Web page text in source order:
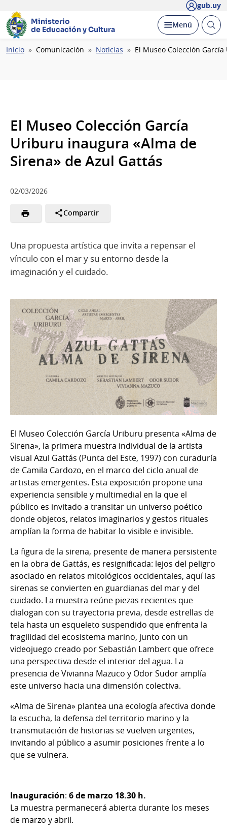
gub.uy
Ministerio
de Educación y Cultura
Desplegar
Menú Abrir
Ruta
Inicio Comunicación Noticias El Museo Colección
El Museo Colección García
Uriburu inaugura «Alma de
Sirena» de Azul Gattás
02/03/2026
Compartir
Una propuesta artística que invita a repensar el
vínculo con el mar y su entorno desde la
imaginación y el cuidado.
El Museo Colección García Uriburu presenta «Alma de
Sirena», la primera muestra individual de la artista
visual Azul Gattás (Punta del Este, 1997) con curaduría
de Camila Cardozo, en el marco del ciclo anual de
artistas emergentes. Esta exposición propone una
experiencia sensible y multimedial en la que el
público es invitado a transitar un universo poético
donde objetos, relatos imaginarios y gestos rituales
amplían la forma de habitar lo visible e invisible.
La figura de la sirena, presente de manera persistente
en la obra de Gattás, es resignificada: lejos del peligro
asociado en relatos mitológicos occidentales, aquí las
sirenas se convierten en guardianas del mar y del
cuidado. La muestra reúne piezas recientes que
dialogan con su trayectoria previa, desde estrellas de
tela hasta un esqueleto suspendido que enfrenta la
fragilidad del ecosistema marino, junto con un
videojuego creado por Sebastián Lambert que ofrece
una perspectiva desde el interior del agua. La
presencia de Vivianna Mazuco y Odor Sudor amplía
este universo hacia una dimensión colectiva.
«Alma de Sirena» plantea una ecología afectiva donde
la escucha, la defensa del territorio marino y la
transmutación de historias se vuelven urgentes,
invitando al público a asumir posiciones frente a lo
que se vulnera.
Inauguración: 6 de marzo 18.30 h.
La muestra permanecerá abierta durante los meses
de marzo y abril.